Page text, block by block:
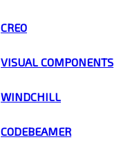
CREO
VISUAL COMPONENTS
WINDCHILL
CODEBEAMER